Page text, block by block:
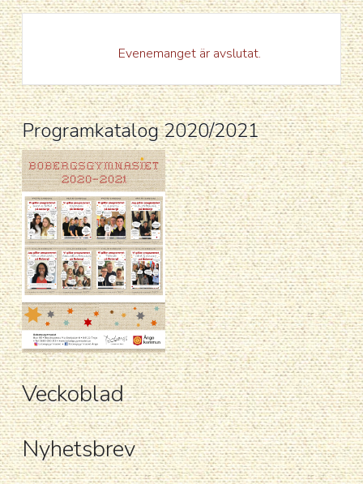
Evenemanget är avslutat.
Programkatalog 2020/2021
Veckoblad
Nyhetsbrev